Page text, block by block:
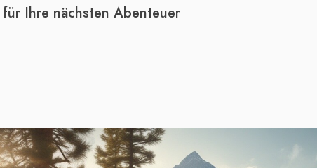
Ihre nächsten Abenteuer